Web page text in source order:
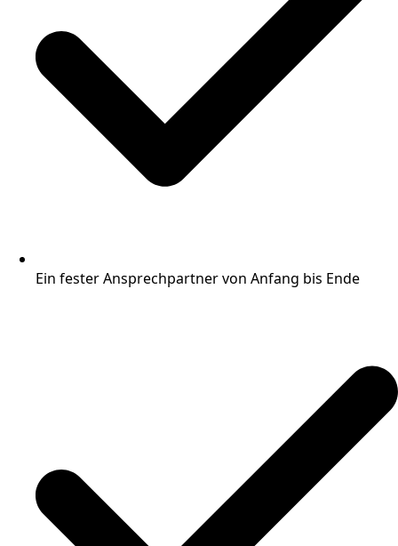
Ein fester Ansprechpartner von Anfang bis Ende